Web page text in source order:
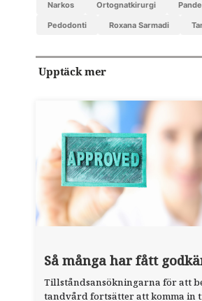
narkos ortognatkirurgi
pedodonti Roxana Sarmadi
Upptäck mer
Så många har fått
Tillståndsansökningarna för att
tandvård fortsätter att komma in